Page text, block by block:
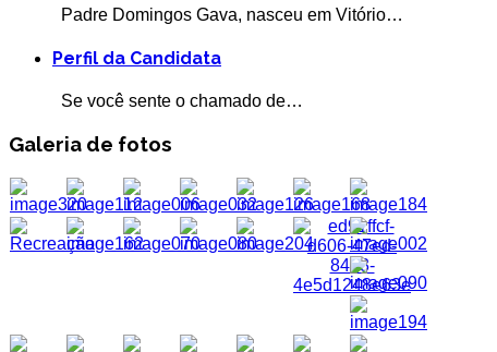
Padre Domingos Gava, nasceu em Vitório…
Perfil da Candidata
Se você sente o chamado de…
Galeria de fotos